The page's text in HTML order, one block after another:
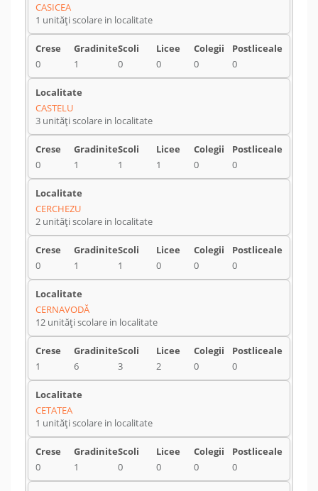
CASICEA
1 unități scolare in localitate
0 1 0 0 0 0
CASTELU
3 unități scolare in localitate
0 1 1 1 0 0
CERCHEZU
2 unități scolare in localitate
0 1 1 0 0 0
CERNAVODĂ
12 unități scolare in localitate
1 6 3 2 0 0
CETATEA
1 unități scolare in localitate
0 1 0 0 0 0